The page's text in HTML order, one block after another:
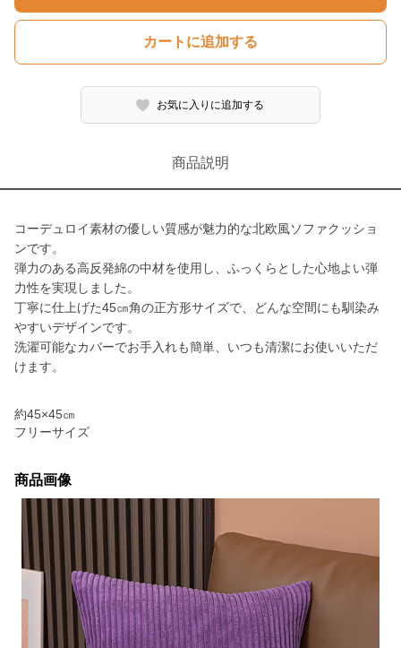
カートに追加する
お気に入りに追加する
商品説明
コーデュロイ素材の優しい質感が魅力的な北欧風ソファクッショ
ンです。
弾力のある高反発綿の中材を使用し、ふっくらとした心地よい弾
力性を実現しました。
丁寧に仕上げた45㎝角の正方形サイズで、どんな空間にも馴染み
やすいデザインです。
洗濯可能なカバーでお手入れも簡単、いつも清潔にお使いいただ
けます。
約45×45㎝
フリーサイズ
商品画像